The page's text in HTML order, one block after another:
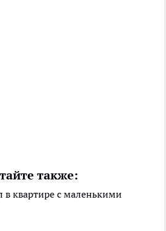
также:
квартире с маленькими